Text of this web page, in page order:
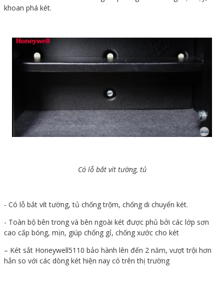
khoan phá két.
Có lỗ bắt vít tường, tủ
- Có lỗ bắt vít tường, tủ chống trộm, chống di chuyển két.
- Toàn bộ bên trong và bên ngoài két được phủ bởi các lớp sơn
cao cấp bóng, mịn, giúp chống gỉ, chống xước cho két
– Két sắt Honeywell5110 bảo hành lên đến 2 năm, vượt trội hơn
hẳn so với các dòng két hiện nay có trên thị trường